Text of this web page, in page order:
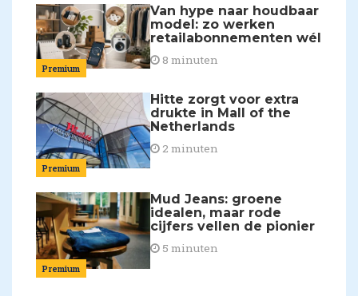
Premium
Van hype naar houdbaar
model: zo werken
retailabonnementen wél
8 minuten
Premium
Hitte zorgt voor extra
drukte in Mall of the
Netherlands
2 minuten
Premium
Mud Jeans: groene
idealen, maar rode
cijfers vellen de pionier
5 minuten